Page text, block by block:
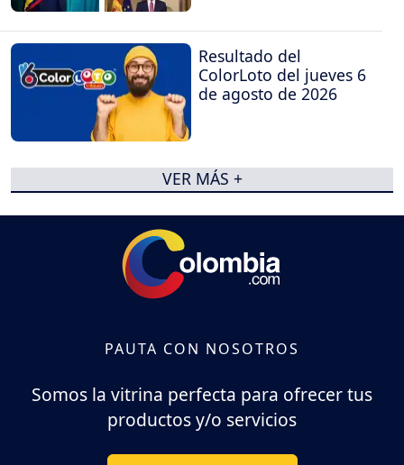
Resultado del
ColorLoto del jueves 6
de agosto de 2026
VER MÁS +
PAUTA CON NOSOTROS
Somos la vitrina perfecta para ofrecer tus
productos y/o servicios